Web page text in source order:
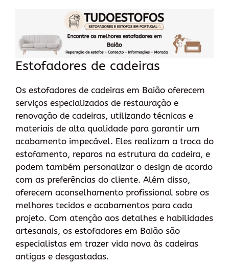
Estofadores de cadeiras
Os estofadores de cadeiras em Baião oferecem
serviços especializados de restauração e
renovação de cadeiras, utilizando técnicas e
materiais de alta qualidade para garantir um
acabamento impecável. Eles realizam a troca do
estofamento, reparos na estrutura da cadeira, e
podem também personalizar o design de acordo
com as preferências do cliente. Além disso,
oferecem aconselhamento profissional sobre os
melhores tecidos e acabamentos para cada
projeto. Com atenção aos detalhes e habilidades
artesanais, os estofadores em Baião são
especialistas em trazer vida nova às cadeiras
antigas e desgastadas.